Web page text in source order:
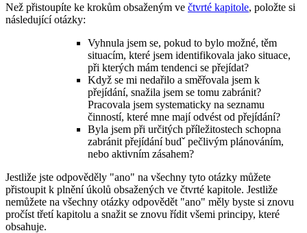
Než přistoupíte ke krokům obsaženým ve čtvrté kapitole, položte si
následující otázky:
Vyhnula jsem se, pokud to bylo možné, těm
situacím, které jsem identifikovala jako situace,
při kterých mám tendenci se přejídat?
Když se mi nedařilo a směřovala jsem k
přejídání, snažila jsem se tomu zabránit?
Pracovala jsem systematicky na seznamu
činností, které mne mají odvést od přejídání?
Byla jsem při určitých příležitostech schopna
zabránit přejídání budˇ pečlivým plánováním,
nebo aktivním zásahem?
Jestliže jste odpověděly "ano" na všechny tyto otázky můžete
přistoupit k plnění úkolů obsažených ve čtvrté kapitole. Jestliže
nemůžete na všechny otázky odpovědět "ano" měly byste si znovu
pročíst třetí kapitolu a snažit se znovu řídit všemi principy, které
obsahuje.